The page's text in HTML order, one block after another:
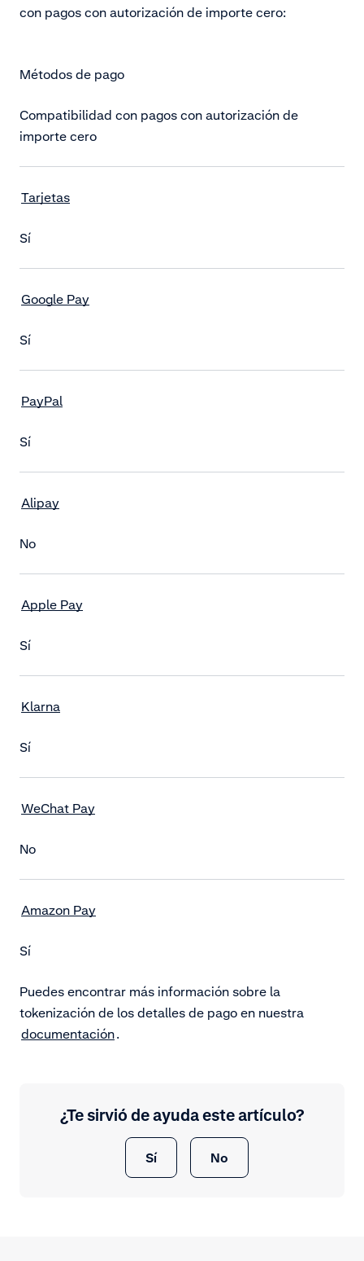
con pagos con autorización de importe cero:
Métodos de pago
Compatibilidad con pagos con autorización de
importe cero
Tarjetas
Sí
Google Pay
Sí
PayPal
Sí
Alipay
No
Apple Pay
Sí
Klarna
Sí
WeChat Pay
No
Amazon Pay
Sí
Puedes encontrar más información sobre la
tokenización de los detalles de pago en nuestra
documentación.
¿Te sirvió de ayuda este artículo?
Sí No